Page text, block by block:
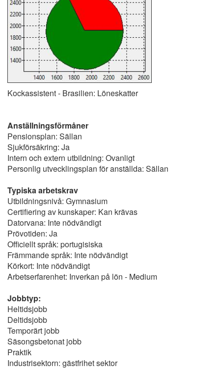
Kockassistent - Brasilien: Löneskatter
Anställningsförmåner
Pensionsplan: Sällan
Sjukförsäkring: Ja
Intern och extern utbildning: Ovanligt
Personlig utvecklingsplan för anställda: Sällan
Typiska arbetskrav
Utbildningsnivå: Gymnasium
Certifiering av kunskaper: Kan krävas
Datorvana: Inte nödvändigt
Prövotiden: Ja
Officiellt språk: portugisiska
Främmande språk: Inte nödvändigt
Körkort: Inte nödvändigt
Arbetserfarenhet: Inverkan på lön - Medium
Jobbtyp:
Heltidsjobb
Deltidsjobb
Temporärt jobb
Säsongsbetonat jobb
Praktik
Industrisektorn: gästfrihet sektor